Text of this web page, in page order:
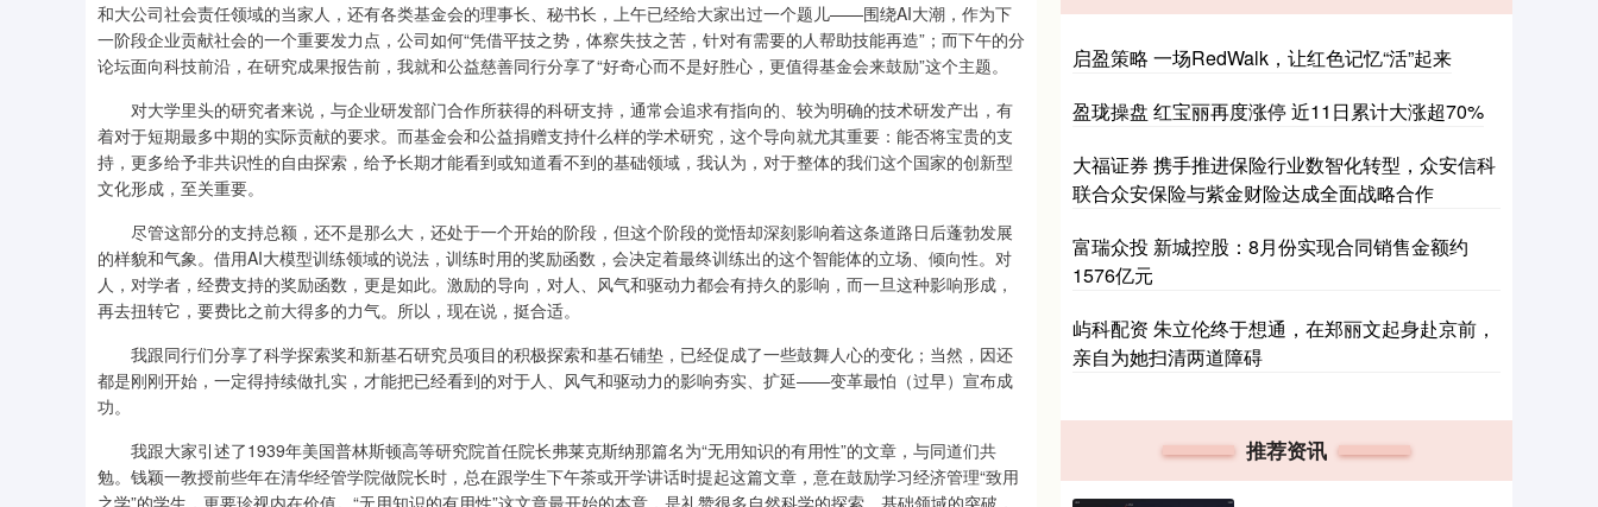
和大公司社会责任领域的当家人，还有各类基金会的理事长、秘书长，上午已经给大家出过一个题儿——围绕AI大潮，作为下
一阶段企业贡献社会的一个重要发力点，公司如何“凭借平技之势，体察失技之苦，针对有需要的人帮助技能再造”；而下午的分
论坛面向科技前沿，在研究成果报告前，我就和公益慈善同行分享了“好奇心而不是好胜心，更值得基金会来鼓励”这个主题。
对大学里头的研究者来说，与企业研发部门合作所获得的科研支持，通常会追求有指向的、较为明确的技术研发产出，有
着对于短期最多中期的实际贡献的要求。而基金会和公益捐赠支持什么样的学术研究，这个导向就尤其重要：能否将宝贵的支
持，更多给予非共识性的自由探索，给予长期才能看到或知道看不到的基础领域，我认为，对于整体的我们这个国家的创新型
文化形成，至关重要。
尽管这部分的支持总额，还不是那么大，还处于一个开始的阶段，但这个阶段的觉悟却深刻影响着这条道路日后蓬勃发展
的样貌和气象。借用AI大模型训练领域的说法，训练时用的奖励函数，会决定着最终训练出的这个智能体的立场、倾向性。对
人，对学者，经费支持的奖励函数，更是如此。激励的导向，对人、风气和驱动力都会有持久的影响，而一旦这种影响形成，
再去扭转它，要费比之前大得多的力气。所以，现在说，挺合适。
我跟同行们分享了科学探索奖和新基石研究员项目的积极探索和基石铺垫，已经促成了一些鼓舞人心的变化；当然，因还
都是刚刚开始，一定得持续做扎实，才能把已经看到的对于人、风气和驱动力的影响夯实、扩延——变革最怕（过早）宣布成
功。
我跟大家引述了1939年美国普林斯顿高等研究院首任院长弗莱克斯纳那篇名为“无用知识的有用性”的文章，与同道们共
勉。钱颖一教授前些年在清华经管学院做院长时，总在跟学生下午茶或开学讲话时提起这篇文章，意在鼓励学习经济管理“致用
之学”的学生，更要珍视内在价值。“无用知识的有用性”这文章最开始的本意，是礼赞很多自然科学的探索、基础领域的突破，
启盈策略 一场RedWalk，让红色记忆“活”起来
盈珑操盘 红宝丽再度涨停 近11日累计大涨超70%
大福证券 携手推进保险行业数智化转型，众安信科
联合众安保险与紫金财险达成全面战略合作
富瑞众投 新城控股：8月份实现合同销售金额约
1576亿元
屿科配资 朱立伦终于想通，在郑丽文起身赴京前，
亲自为她扫清两道障碍
推荐资讯